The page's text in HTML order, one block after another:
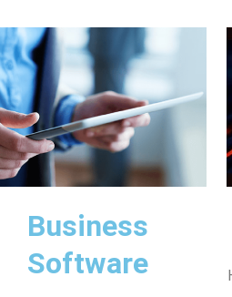
Business
Software